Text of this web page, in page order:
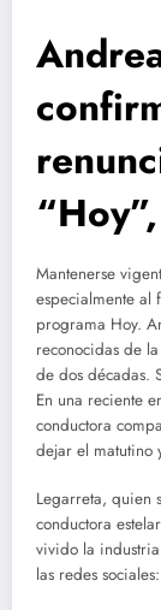
Mantenerse
especialmente al
programa Hoy.
reconocidas de
de dos décadas.
En una reciente
conductora
dejar el matutino
Legarreta, quien
conductora
vivido la
las redes sociales: